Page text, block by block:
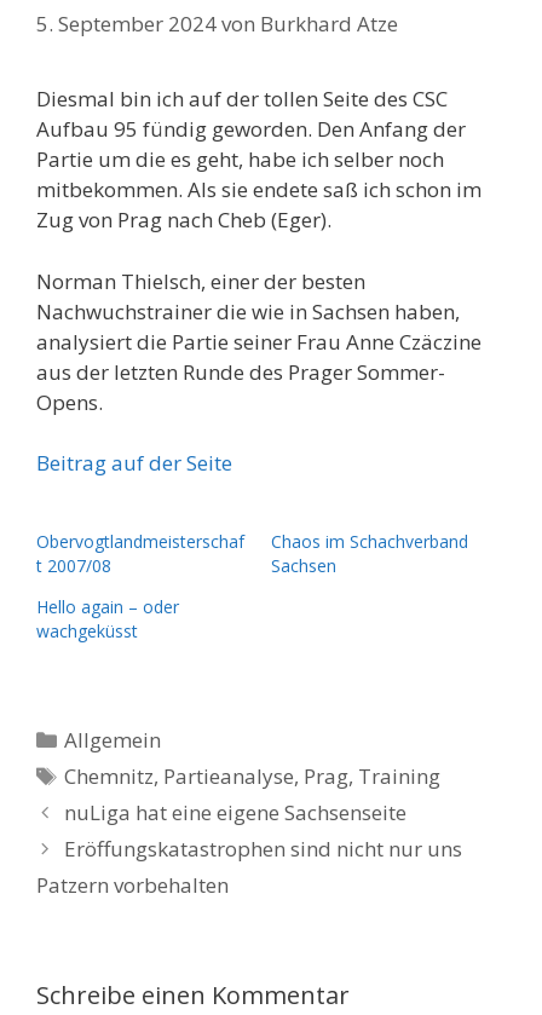
5. September 2024von Burkhard Atze
Diesmal bin ich auf der tollen Seite des CSC
Aufbau 95 fündig geworden. Den Anfang der
Partie um die es geht, habe ich selber noch
mitbekommen. Als sie endete saß ich schon im
Zug von Prag nach Cheb (Eger).
Norman Thielsch, einer der besten
Nachwuchstrainer die wie in Sachsen haben,
analysiert die Partie seiner Frau Anne Czäczine
aus der letzten Runde des Prager Sommer-
Opens.
Beitrag auf der Seite
Obervogtlandmeisterschaf
t 2007/08
Chaos im Schachverband
Sachsen
Hello again – oder
wachgeküsst
Kategorien
Allgemein
Schlagwörter
Chemnitz, Partieanalyse, Prag, Training
nuLiga hat eine eigene Sachsenseite
Eröffungskatastrophen sind nicht nur uns
Patzern vorbehalten
Schreibe einen Kommentar